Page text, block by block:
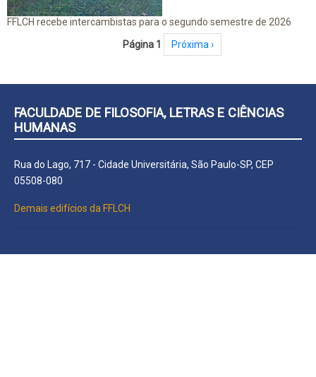
FFLCH recebe intercambistas para o segundo semestre de 2026
Página 1 Próxima página
Próxima ›
FACULDADE DE FILOSOFIA, LETRAS E CIÊNCIAS
HUMANAS
Rua do Lago, 717 - Cidade Universitária, São Paulo-SP, CEP
05508-080
Demais edifícios da FFLCH